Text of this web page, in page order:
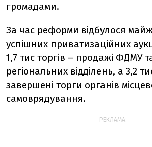
громадами.
За час реформи відбулося
успішних приватизаційних
1,7 тис торгів – продажі ФДМУ
регіональних відділень, а 3,2
завершені торги органів
самоврядування.
РЕКЛАМА: